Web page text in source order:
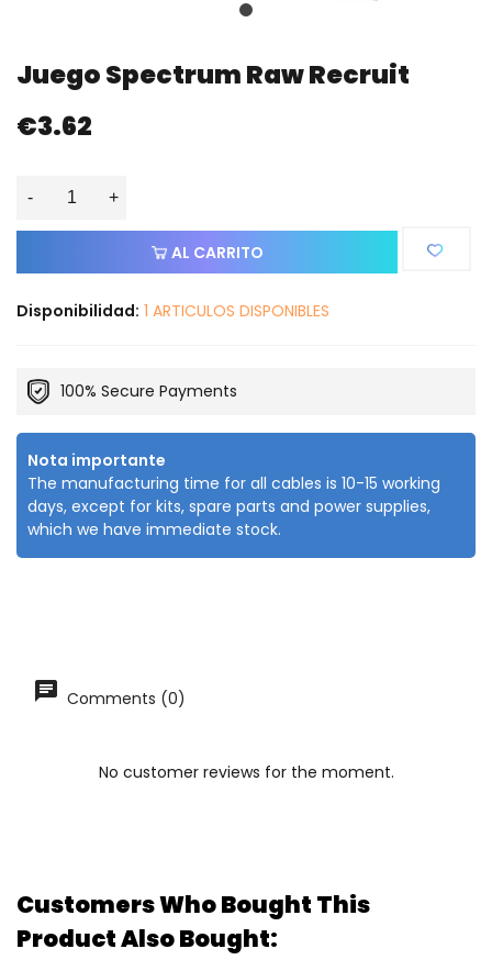
Juego Spectrum Raw Recruit
€3.62
- +
AL CARRITO
Disponibilidad: 1 ARTICULOS DISPONIBLES
100% Secure Payments
Nota importante
The manufacturing time for all cables is 10-15 working
days, except for kits, spare parts and power supplies,
which we have immediate stock.
Comments (0)
No customer reviews for the moment.
Customers Who Bought This
Product Also Bought: